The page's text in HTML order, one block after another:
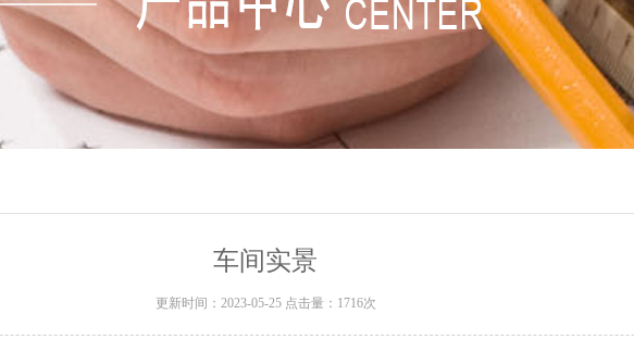
车间实景
更新时间：2023-05-25 点击量：1716次